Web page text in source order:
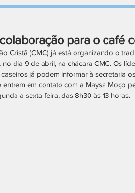
para o café
Cristã (CMC) já está organizando o
no dia 9 de abril, na chácara CMC. Os
já podem informar à secretaria
entrem em contato com a Maysa Moço
a sexta-feira, das 8h30 às 13 horas.